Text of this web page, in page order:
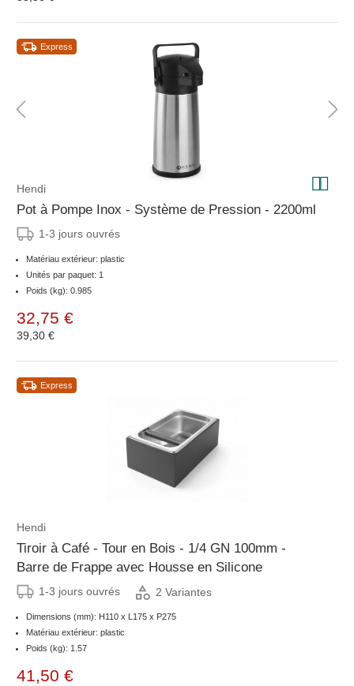
Express
Hendi
Pot à Pompe Inox - Système de Pression - 2200ml
1-3 jours ouvrés
Matériau extérieur: plastic
Unités par paquet: 1
Poids (kg): 0.985
32,75 €
39,30 €
Express
Hendi
Tiroir à Café - Tour en Bois - 1/4 GN 100mm -
Barre de Frappe avec Housse en Silicone
1-3 jours ouvrés 2 Variantes
Dimensions (mm): H110 x L175 x P275
Matériau extérieur: plastic
Poids (kg): 1.57
41,50 €